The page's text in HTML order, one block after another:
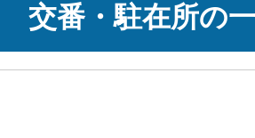
交番・駐在所の